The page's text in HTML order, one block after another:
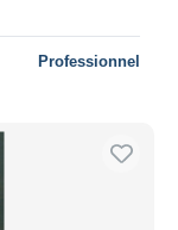
Professionnel